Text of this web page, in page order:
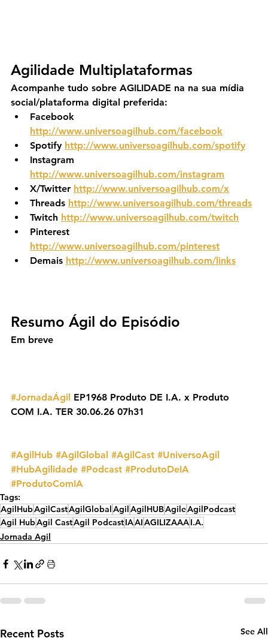
Agilidade Multiplataformas
Acompanhe tudo sobre AGILIDADE na na sua mídia
social/plataforma digital preferida:
Facebook
http://www.universoagilhub.com/facebook
Spotify http://www.universoagilhub.com/spotify
Instagram
http://www.universoagilhub.com/instagram
X/Twitter http://www.universoagilhub.com/x
Threads http://www.universoagilhub.com/threads
Twitch http://www.universoagilhub.com/twitch
Pinterest
http://www.universoagilhub.com/pinterest
Demais http://www.universoagilhub.com/links
Resumo Ágil do Episódio
Em breve
#JornadaÁgil EP1968 Produto DE I.A. x Produto
COM I.A. TER 30.06.26 07h31
#AgilHub #AgilGlobal #AgilCast #UniversoAgil
#HubAgilidade #Podcast #ProdutoDeIA
#ProdutoComIA
Tags:
AgilHubAgilCastAgilGlobalAgilAgilHUBAgileAgilPodcast
Agil HubAgil CastAgil PodcastIAAIAGILIZAAAI.A.
Jornada Agil
Recent Posts See All